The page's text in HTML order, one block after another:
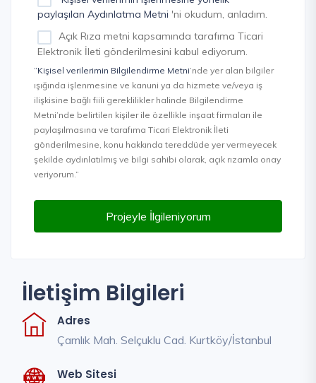
paylaşılan Aydınlatma Metni 'ni okudum, anladım.
Açık Rıza metni kapsamında tarafıma Ticari
Elektronik İleti gönderilmesini kabul ediyorum.
“Kişisel verilerimin Bilgilendirme Metni’nde yer alan bilgiler
ışığında işlenmesine ve kanuni ya da hizmete ve/veya iş
ilişkisine bağlı fiili gereklilikler halinde Bilgilendirme
Metni’nde belirtilen kişiler ile özellikle inşaat firmaları ile
paylaşılmasına ve tarafıma Ticari Elektronik İleti
gönderilmesine, konu hakkında tereddüde yer vermeyecek
şekilde aydınlatılmış ve bilgi sahibi olarak, açık rızamla onay
veriyorum.”
Projeyle İlgileniyorum
İletişim Bilgileri
Adres
Çamlık Mah. Selçuklu Cad. Kurtköy/İstanbul
Web Sitesi